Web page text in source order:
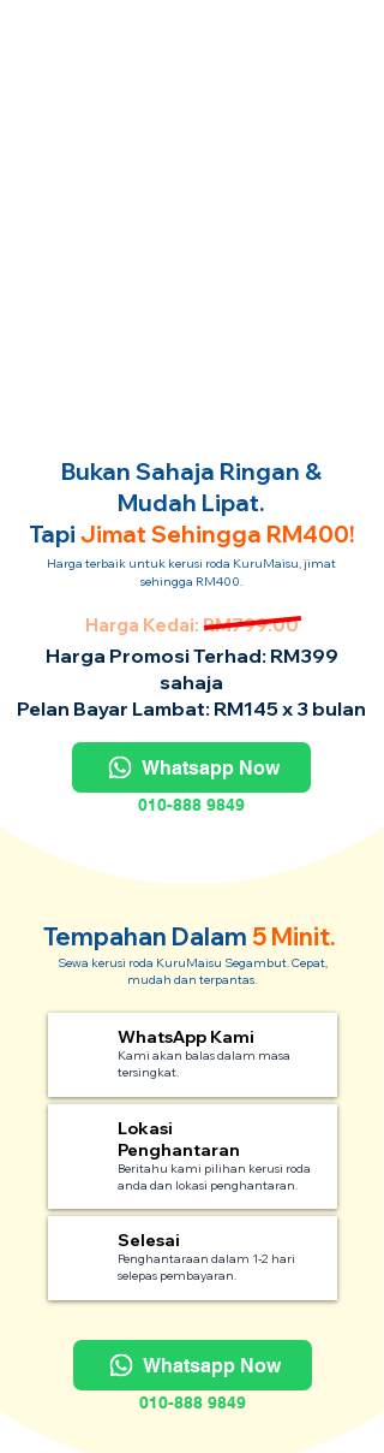
Bukan Sahaja Ringan &
Mudah Lipat.
Tapi Jimat Sehingga RM400!
Harga terbaik untuk kerusi roda KuruMaisu, jimat
sehingga RM400.
Harga Kedai: RM799.00
Harga Promosi Terhad: RM399
sahaja
Pelan Bayar Lambat: RM145 x 3 bulan
Whatsapp Now
010-888 9849
Tempahan Dalam 5 Minit.
Sewa kerusi roda KuruMaisu Segambut. Cepat,
mudah dan terpantas.
WhatsApp Kami
Kami akan balas dalam masa
tersingkat.
Lokasi
Penghantaran
Beritahu kami pilihan kerusi roda
anda dan lokasi penghantaran.
Selesai
Penghantaraan dalam 1-2 hari
selepas pembayaran.
Whatsapp Now
010-888 9849